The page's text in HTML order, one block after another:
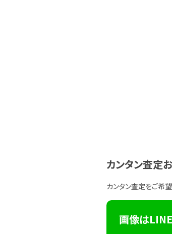
カンタン査定
カンタン査定をご希
画像は